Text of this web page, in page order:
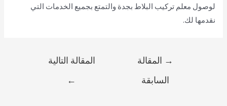
لوصول معلم تركيب البلاط بجدة والتمتع بجميع الخدمات التي
نقدمها لك.
→ المقالة
السابقة
المقالة التالية
←